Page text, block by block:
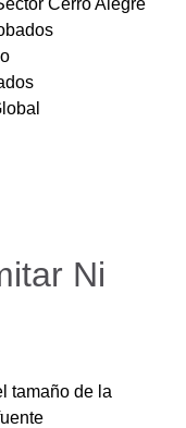
Ni
tamaño de la